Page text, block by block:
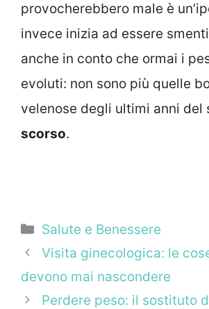
provocherebbero male è
invece inizia ad essere
anche in conto che ormai i
evoluti: non sono più quelle
velenose degli ultimi anni del
scorso.
Categorie
Salute e Benessere
Visita ginecologica: le
devono mai nascondere
Perdere peso: il sostituto